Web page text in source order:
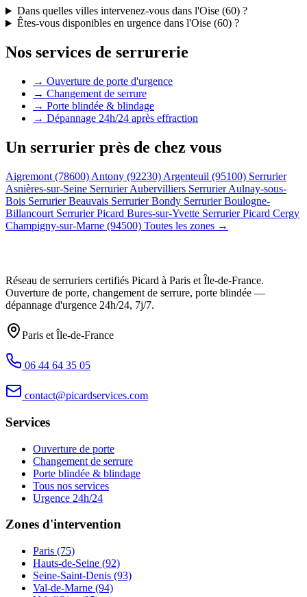
Dans quelles villes intervenez-vous dans l'Oise (60) ?
Êtes-vous disponibles en urgence dans l'Oise (60) ?
Nos services de serrurerie
→ Ouverture de porte d'urgence
→ Changement de serrure
→ Porte blindée & blindage
→ Dépannage 24h/24 après effraction
Un serrurier près de chez vous
Aigremont (78600) Antony (92230) Argenteuil (95100) Serrurier
Asnières-sur-Seine Serrurier Aubervilliers Serrurier Aulnay-sous-
Bois Serrurier Beauvais Serrurier Bondy Serrurier Boulogne-
Billancourt Serrurier Picard Bures-sur-Yvette Serrurier Picard Cergy
Champigny-sur-Marne (94500) Toutes les zones →
Réseau de serruriers certifiés Picard à Paris et Île-de-France.
Ouverture de porte, changement de serrure, porte blindée —
dépannage d'urgence 24h/24, 7j/7.
Paris et Île-de-France
06 44 64 35 05
contact@picardservices.com
Services
Ouverture de porte
Changement de serrure
Porte blindée & blindage
Tous nos services
Urgence 24h/24
Zones d'intervention
Paris (75)
Hauts-de-Seine (92)
Seine-Saint-Denis (93)
Val-de-Marne (94)